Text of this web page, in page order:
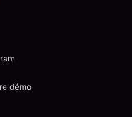
démo